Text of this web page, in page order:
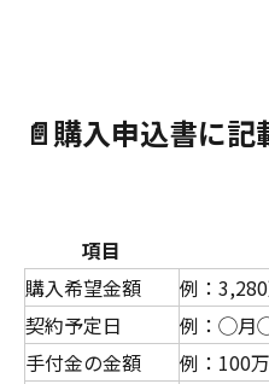
📄購入申込書に
項目
購入希望金額
例：
契約予定日
例：◯月
手付金の金額
例：100